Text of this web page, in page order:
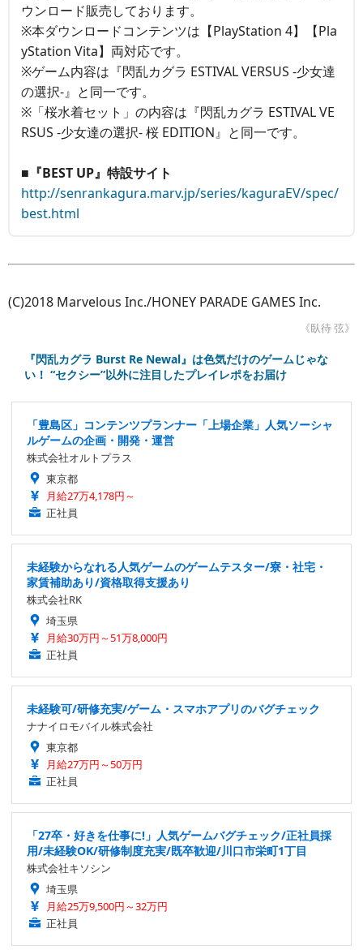
ウンロード販売しております。
※本ダウンロードコンテンツは【PlayStation 4】【Pla
yStation Vita】両対応です。
※ゲーム内容は『閃乱カグラ ESTIVAL VERSUS -少女達
の選択-』と同一です。
※「桜水着セット」の内容は『閃乱カグラ ESTIVAL VE
RSUS -少女達の選択- 桜 EDITION』と同一です。
■『BEST UP』特設サイト
http://senrankagura.marv.jp/series/kaguraEV/spec/
best.html
(C)2018 Marvelous Inc./HONEY PARADE GAMES Inc.
《臥待 弦》
『閃乱カグラ Burst Re Newal』は色気だけのゲームじゃな
い！ “セクシー”以外に注目したプレイレポをお届け
「豊島区」コンテンツプランナー「上場企業」人気ソーシャ
ルゲームの企画・開発・運営
株式会社オルトプラス
東京都
月給27万4,178円～
正社員
未経験からなれる人気ゲームのゲームテスター/寮・社宅・
家賃補助あり/資格取得支援あり
株式会社RK
埼玉県
月給30万円～51万8,000円
正社員
未経験可/研修充実/ゲーム・スマホアプリのバグチェック
ナナイロモバイル株式会社
東京都
月給27万円～50万円
正社員
「27卒・好きを仕事に!」人気ゲームバグチェック/正社員採
用/未経験OK/研修制度充実/既卒歓迎/川口市栄町1丁目
株式会社キソシン
埼玉県
月給25万9,500円～32万円
正社員